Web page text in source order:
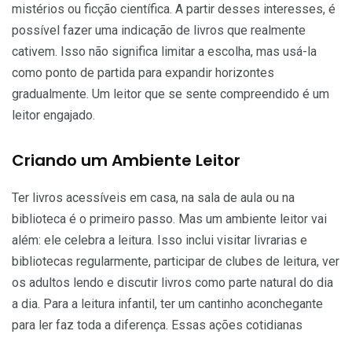
mistérios ou ficção científica. A partir desses interesses, é
possível fazer uma indicação de livros que realmente
cativem. Isso não significa limitar a escolha, mas usá-la
como ponto de partida para expandir horizontes
gradualmente. Um leitor que se sente compreendido é um
leitor engajado.
Criando um Ambiente Leitor
Ter livros acessíveis em casa, na sala de aula ou na
biblioteca é o primeiro passo. Mas um ambiente leitor vai
além: ele celebra a leitura. Isso inclui visitar livrarias e
bibliotecas regularmente, participar de clubes de leitura, ver
os adultos lendo e discutir livros como parte natural do dia
a dia. Para a leitura infantil, ter um cantinho aconchegante
para ler faz toda a diferença. Essas ações cotidianas